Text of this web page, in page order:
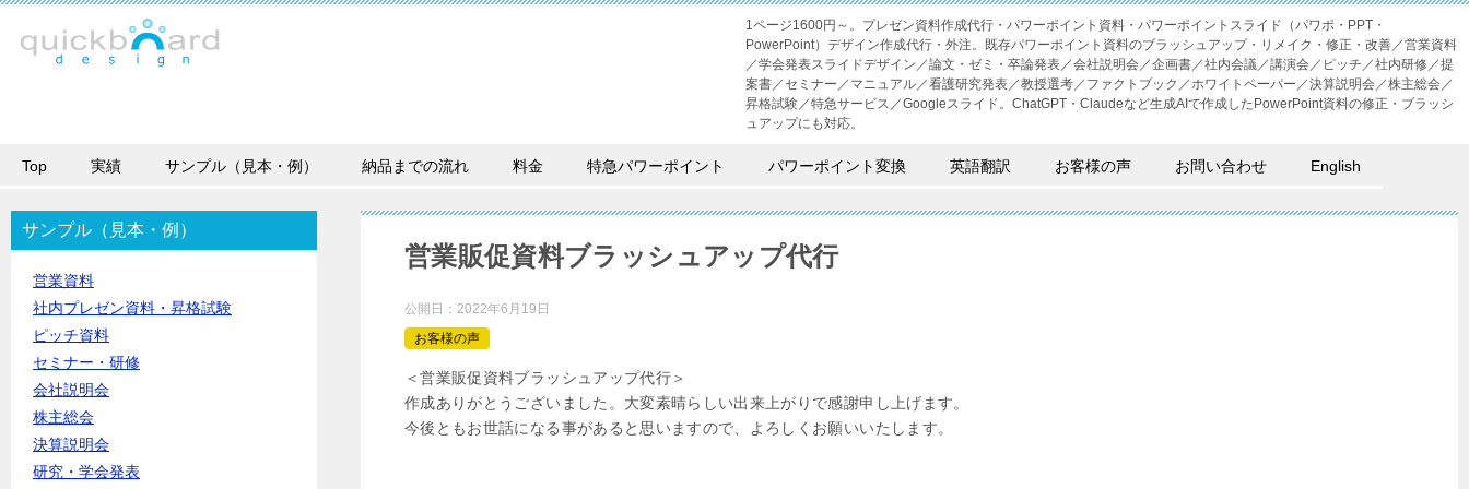
1ページ1600円～。プレゼン資料作成代行・パワーポイント資料・パワーポイントスライド（パワポ・PPT・
PowerPoint）デザイン作成代行・外注。既存パワーポイント資料のブラッシュアップ・リメイク・修正・改善／営業資料
／学会発表スライドデザイン／論文・ゼミ・卒論発表／会社説明会／企画書／社内会議／講演会／ピッチ／社内研修／提
案書／セミナー／マニュアル／看護研究発表／教授選考／ファクトブック／ホワイトペーパー／決算説明会／株主総会／
昇格試験／特急サービス／Googleスライド。ChatGPT・Claudeなど生成AIで作成したPowerPoint資料の修正・ブラッシ
ュアップにも対応。
Top 実績 サンプル（見本・例） 納品までの流れ 料金 特急パワーポイント パワーポイント変換 英語翻訳 お客様の声 お問い合わせ English
営業販促資料ブラッシュアップ代行
公開日： 2022年6月19日
お客様の声
＜営業販促資料ブラッシュアップ代行＞
作成ありがとうございました。大変素晴らしい出来上がりで感謝申し上げます。
今後ともお世話になる事があると思いますので、よろしくお願いいたします。
サンプル（見本・例）
営業資料
社内プレゼン資料・昇格試験
ピッチ資料
セミナー・研修
会社説明会
株主総会
決算説明会
研究・学会発表